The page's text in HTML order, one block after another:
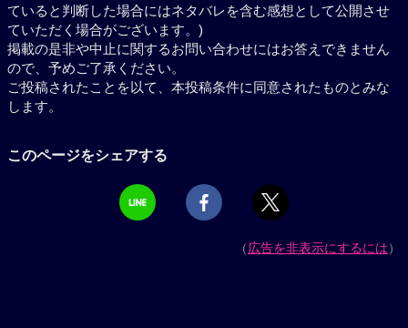
ていると判断した場合にはネタバレを含む感想として公開させ
ていただく場合がございます。)
掲載の是非や中止に関するお問い合わせにはお答えできません
ので、予めご了承ください。
ご投稿されたことを以て、本投稿条件に同意されたものとみな
します。
このページをシェアする
（広告を非表示にするには）